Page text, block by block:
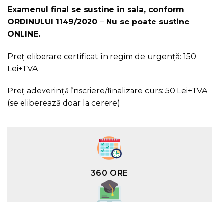
Examenul final se sustine in sala, conform
ORDINULUI 1149/2020 – Nu se poate sustine
ONLINE.
Preț eliberare certificat în regim de urgență: 150
Lei+TVA
Preț adeverință înscriere/finalizare curs: 50 Lei+TVA
(se eliberează doar la cerere)
360 ORE